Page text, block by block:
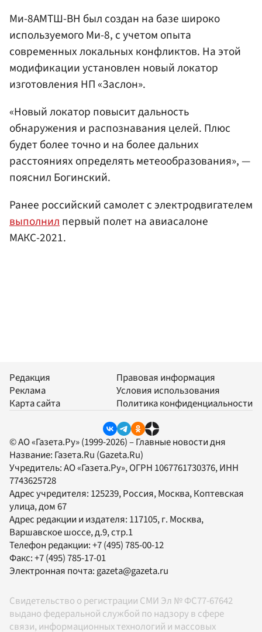
Ми-8АМТШ-ВН был создан на базе широко
используемого Ми-8, с учетом опыта
современных локальных конфликтов. На этой
модификации установлен новый локатор
изготовления НП «Заслон».
«Новый локатор повысит дальность
обнаружения и распознавания целей. Плюс
будет более точно и на более дальних
расстояниях определять метеообразования», —
пояснил Богинский.
Ранее российский самолет с электродвигателем
выполнилпервый полет на авиасалоне
МАКС-2021.
Редакция
Реклама
Карта сайта
Правовая информация
Условия использования
Политика конфиденциальности
© АО «Газета.Ру» (1999-2026) – Главные новости дня
Название: Газета.Ru (Gazeta.Ru)
Учредитель:АО «Газета.Ру», ОГРН 1067761730376, ИНН
7743625728
Адрес учредителя: 125239, Россия, Москва, Коптевская
улица, дом 67
Адрес редакции и издателя: 117105, г. Москва,
Варшавское шоссе, д.9, стр.1
Телефон редакции:+7 (495) 785-00-12
Факс:+7 (495) 785-17-01
Электронная почта:gazeta@gazeta.ru
Свидетельство о регистрации СМИ Эл № ФС77-67642
выдано федеральной службой по надзору в сфере
связи, информационных технологий и массовых